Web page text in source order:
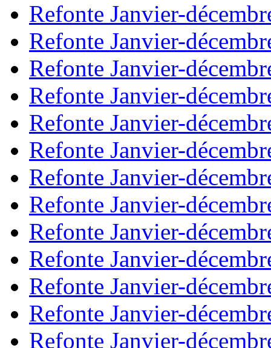
Refonte Janvier-
Refonte Janvier-
Refonte Janvier-
Refonte Janvier-
Refonte Janvier-
Refonte Janvier-
Refonte Janvier-
Refonte Janvier-
Refonte Janvier-
Refonte Janvier-
Refonte Janvier-
Refonte Janvier-
Refonte Janvier-